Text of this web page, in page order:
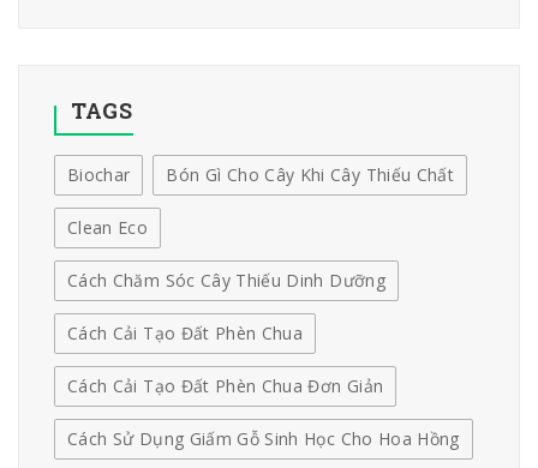
TAGS
Biochar Bón Gì Cho Cây Khi Cây Thiếu Chất
Clean Eco
Cách Chăm Sóc Cây Thiếu Dinh Dưỡng
Cách Cải Tạo Đất Phèn Chua
Cách Cải Tạo Đất Phèn Chua Đơn Giản
Cách Sử Dụng Giấm Gỗ Sinh Học Cho Hoa Hồng